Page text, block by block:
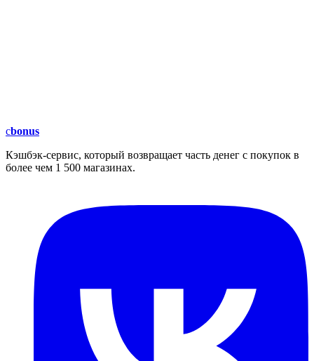
cbonus
Кэшбэк-сервис, который возвращает часть денег с покупок в
более чем 1 500 магазинах.